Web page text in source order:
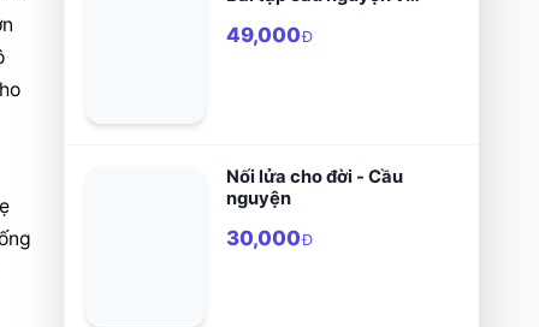
49,000Đ
Nối lửa cho đời - Cầu
nguyện
30,000Đ